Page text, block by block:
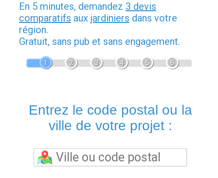
En 5 minutes, demandez 3 devis
comparatifs aux jardiniers dans votre
région.
Gratuit, sans pub et sans engagement.
1 2 3 4 5 6
Entrez le code postal ou la
ville de votre projet :